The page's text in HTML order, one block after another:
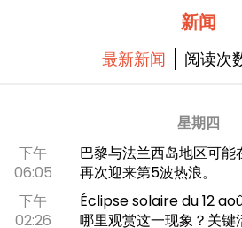
l’atmosphère féérique de
新闻
最新新闻 阅读次
星期四
下午
06:05
巴黎与法兰西岛地区可
再次迎来第5波热浪。
下午
02:26
Éclipse solaire du 12
哪里观赏这一现象？关键